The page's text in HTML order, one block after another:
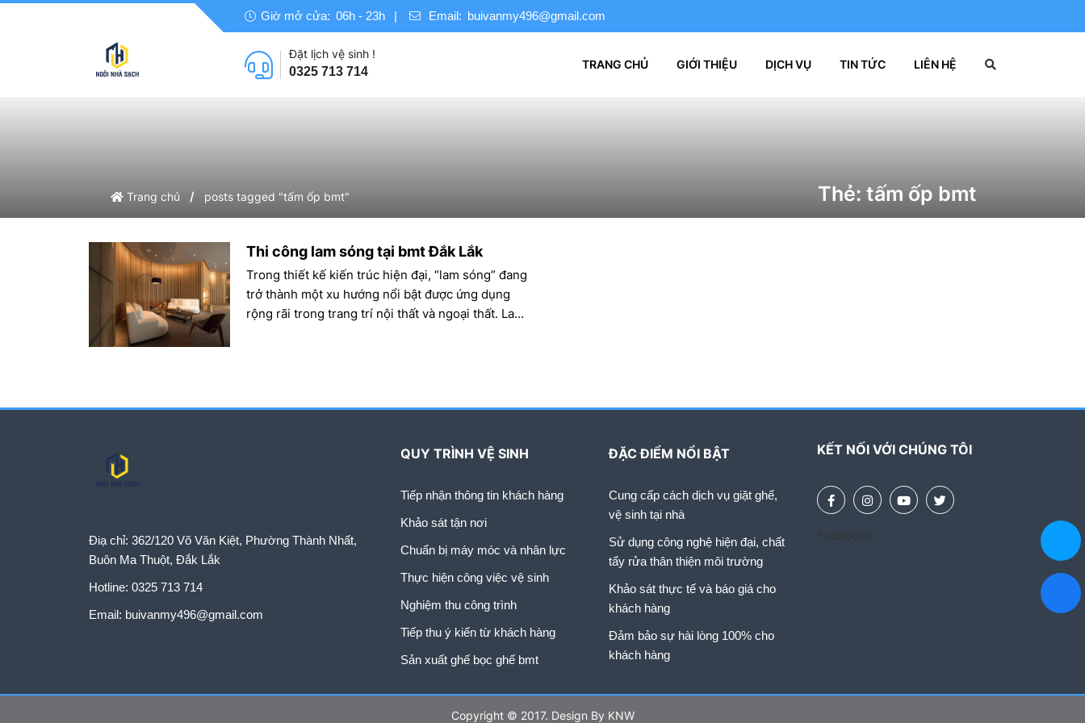
Giờ mở cửa: 06h - 23h Email: buivanmy496@gmail.com
Đặt lịch vệ sinh !
0325 713 714
TRANG CHỦ GIỚI THIỆU DỊCH VỤ TIN TỨC LIÊN HỆ
Trang chủ / posts tagged "tấm ốp bmt" Thẻ: tấm ốp bmt
Thi công lam sóng tại bmt Đắk Lắk
Trong thiết kế kiến trúc hiện đại, “lam sóng” đang
trở thành một xu hướng nổi bật được ứng dụng
rộng rãi trong trang trí nội thất và ngoại thất. Lam
Điạ chỉ: 362/120 Võ Văn Kiệt, Phường Thành Nhất,
Buôn Ma Thuột, Đắk Lắk
Hotline: 0325 713 714
Email: buivanmy496@gmail.com
QUY TRÌNH VỆ SINH
Tiếp nhận thông tin khách hàng
Khảo sát tận nơi
Chuẩn bị máy móc và nhân lực
Thực hiện công việc vệ sinh
Nghiệm thu công trình
Tiếp thu ý kiến từ khách hàng
Sản xuất ghế bọc ghế bmt
ĐẶC ĐIỂM NỔI BẬT
Cung cấp cách dịch vụ giặt ghế,
vệ sinh tại nhà
Sử dụng công nghệ hiện đại, chất
tẩy rửa thân thiện môi trường
Khảo sát thực tế và báo giá cho
khách hàng
Đảm bảo sự hài lòng 100% cho
khách hàng
KẾT NỐI VỚI CHÚNG TÔI
Facebook
Copyright © 2017. Design By KNW